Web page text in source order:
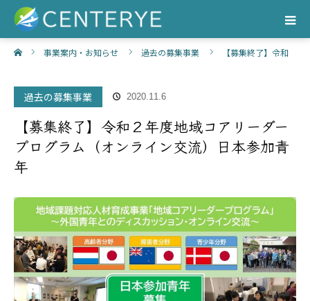
事業案内・お知らせ 過去の募集事業 【募集終了】令和
過去の募集事業 2020.11.6
【募集終了】令和２年度地域コアリーダー
プログラム（オンライン交流）日本参加青
年